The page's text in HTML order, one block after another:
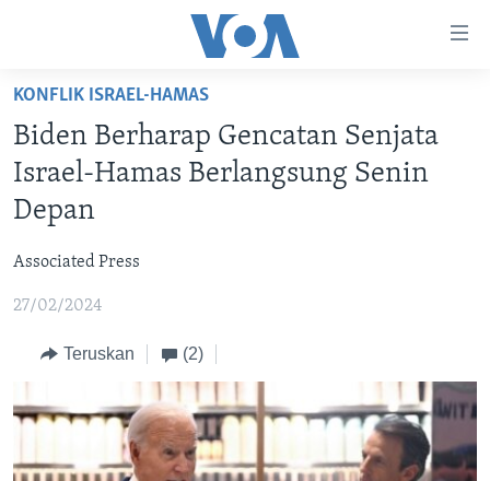
Akses
Lanjut
ke
Konten
Utama
Lanjut
ke
Utama
Lanjut
BERANDA
VIDEO
DAFTAR PROGRAM
KONFLIK ISRAEL-HAMAS
Biden Berharap Gencatan Senjata
Israel-Hamas Berlangsung Senin
Depan
Associated Press
27/02/2024
Teruskan (2)